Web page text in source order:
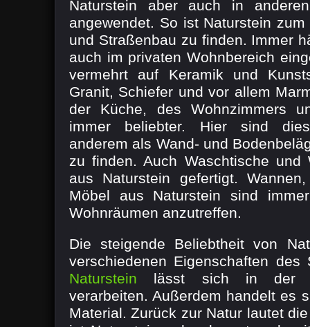
Naturstein aber auch in
angewendet. So ist Naturstein
und Straßenbau zu finden. Immer
auch im privaten Wohnbereich
vermehrt auf Keramik und
Granit, Schiefer und vor allem
der Küche, des Wohnzimmers
immer beliebter. Hier sind
anderem als Wand- und
zu finden. Auch Waschtische und
aus Naturstein gefertigt.
Möbel aus Naturstein sind
Wohnräumen anzutreffen.
Die steigende Beliebtheit von
verschiedenen Eigenschaften des
Naturstein lässt sich in der
verarbeiten. Außerdem handelt es
Material. Zurück zur Natur lautet